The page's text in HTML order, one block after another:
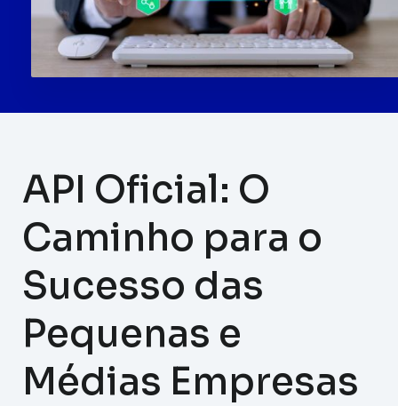
API Oficial: O
Caminho para o
Sucesso das
Pequenas e
Médias Empresas